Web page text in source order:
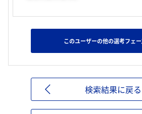
このユーザーの他の選考フェ
検索結果に戻る